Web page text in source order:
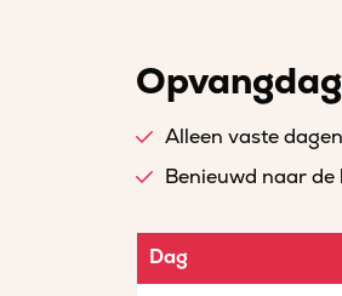
Alleen vaste dagen
Benieuwd naar de
Dag